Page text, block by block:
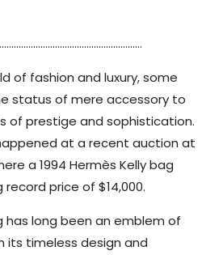
of fashion and luxury, some
status of mere accessory to
of prestige and sophistication.
at a recent auction at
a 1994 Hermès Kelly bag
price of $14,000.
has long been an emblem of
its timeless design and